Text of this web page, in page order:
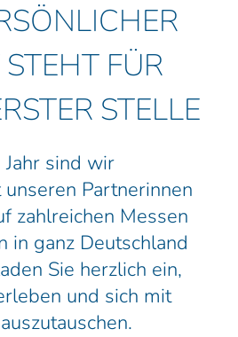
FÜR
STELLE
sind wir
Partnerinnen
zahlreichen Messen
in ganz Deutschland
Sie herzlich ein,
und sich mit